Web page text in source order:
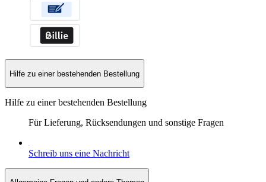
Hilfe zu einer bestehenden Bestellung
Hilfe zu einer bestehenden Bestellung
Für Lieferung, Rücksendungen und sonstige Fragen
Schreib uns eine Nachricht